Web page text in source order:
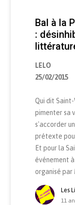
Bal à la
:
LELO
25/02/2015
Qui dit
pimenter sa
s'accorder
prétexte
Et pour la
événement
organisé par
Les
11